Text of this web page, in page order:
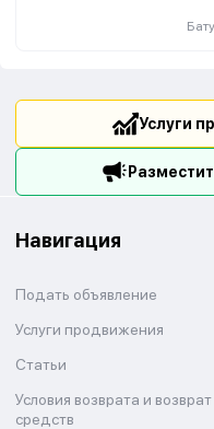
Услуги
Навигация
Подать объявление
Услуги продвижения
Статьи
Условия возврата и возврат
средств